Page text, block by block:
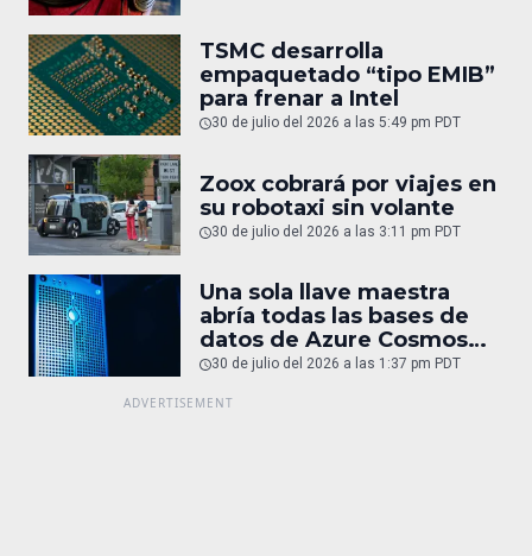
TSMC desarrolla
empaquetado “tipo EMIB”
para frenar a Intel
30 de julio del 2026 a las 5:49 pm PDT
Zoox cobrará por viajes en
su robotaxi sin volante
30 de julio del 2026 a las 3:11 pm PDT
Una sola llave maestra
abría todas las bases de
datos de Azure Cosmos
DB
30 de julio del 2026 a las 1:37 pm PDT